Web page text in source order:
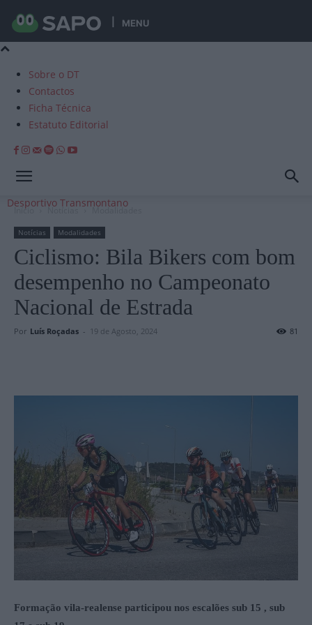
MENU
Sobre o DT
Contactos
Ficha Técnica
Estatuto Editorial
Desportivo Transmontano
Início Notícias Modalidades
Notícias Modalidades
Ciclismo: Bila Bikers com bom
desempenho no Campeonato
Nacional de Estrada
Por Luís Roçadas - 19 de Agosto, 2024 81
Formação vila-realense participou nos escalões sub 15 , sub